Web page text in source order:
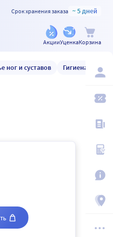
Срок хранения заказа ~ 5 дней
АкцииУценкаКорзина
ног и суставов Гигиена и уход